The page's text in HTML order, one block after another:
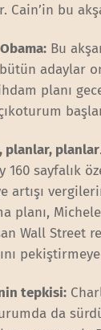
Cain’in bu
Bu
adaylar
planı
planlar, planlar
160 sayfalık
artışı
planı,
Wall Street
pekiştirmeye
tepkisi:
da